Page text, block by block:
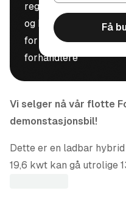
registreringsnummer
og kilometerstand
for å motta bud fra
forhandlere
Få
Vi selger nå vår flotte
demonstasjonsbil!
Dette er en ladbar
19,6 kwt kan gå utrolige